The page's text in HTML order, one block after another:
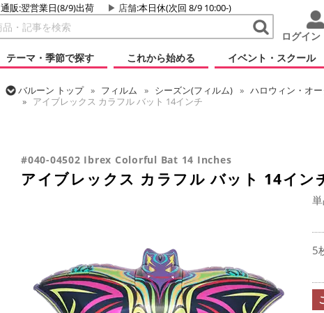
通販:翌営業日(8/9)出荷 店舗:本日休(次回 8/9 10:00-)
ログイン
テーマ・季節で探す
これから始める イベント・スクール
バルーン トップ フィルム シーズン(フィルム)
ハロウィン・オ
アイブレックス カラフル バット 14インチ
#040-04502 Ibrex Colorful Bat 14 Inches
アイブレックス カラフル バット 14イン
5